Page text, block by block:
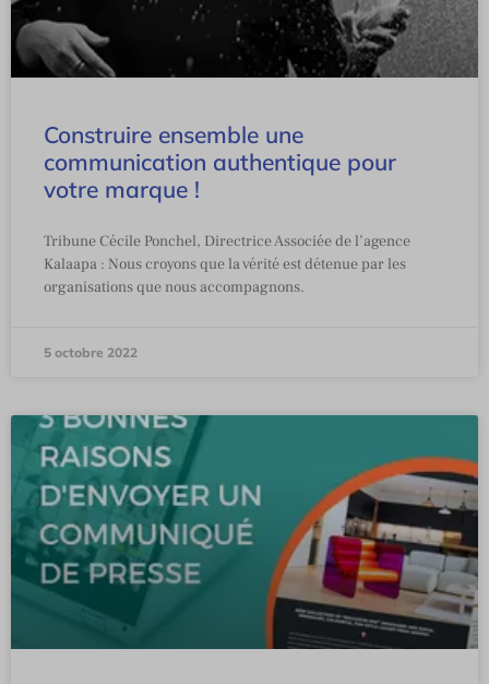
Construire ensemble une
communication authentique pour
votre marque !
Tribune Cécile Ponchel, Directrice Associée de l’agence
Kalaapa : Nous croyons que la vérité est détenue par les
organisations que nous accompagnons.
5 octobre 2022